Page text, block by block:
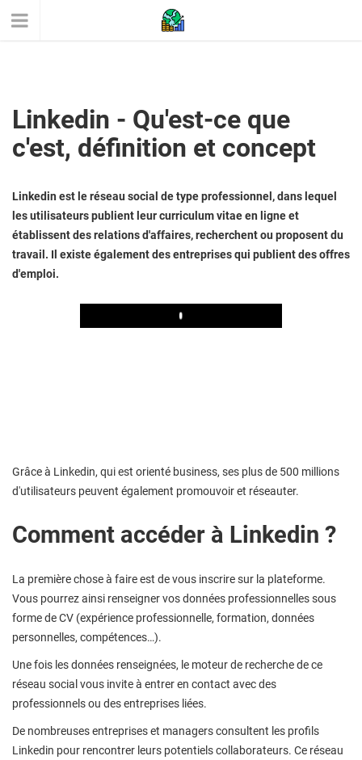
Linkedin - Qu'est-ce que
c'est, définition et concept
Linkedin est le réseau social de type professionnel, dans lequel
les utilisateurs publient leur curriculum vitae en ligne et
établissent des relations d'affaires, recherchent ou proposent du
travail. Il existe également des entreprises qui publient des offres
d'emploi.
Play
Grâce à Linkedin, qui est orienté business, ses plus de 500 millions
d'utilisateurs peuvent également promouvoir et réseauter.
Comment accéder à Linkedin ?
La première chose à faire est de vous inscrire sur la plateforme.
Vous pourrez ainsi renseigner vos données professionnelles sous
forme de CV (expérience professionnelle, formation, données
personnelles, compétences…).
Une fois les données renseignées, le moteur de recherche de ce
réseau social vous invite à entrer en contact avec des
professionnels ou des entreprises liées.
De nombreuses entreprises et managers consultent les profils
Linkedin pour rencontrer leurs potentiels collaborateurs. Ce réseau